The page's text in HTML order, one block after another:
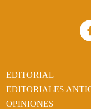
EDITORIAL
EDITORIALES
OPINIONES